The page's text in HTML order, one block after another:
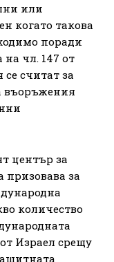
или
когато такова
поради
чл. 147 от
считат за
въоръжения
център за
за
количество
Израел срещу